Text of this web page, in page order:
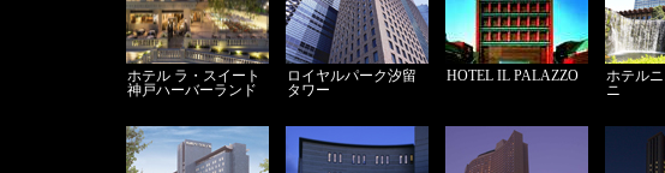
ホテル ラ・スイート
神戸ハーバーランド
ロイヤルパーク汐留
タワー
HOTEL IL PALAZZO
ホテル
ニ